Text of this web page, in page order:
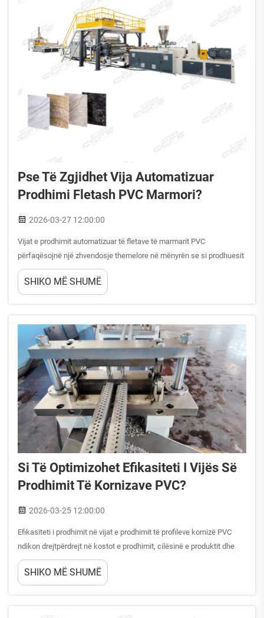
Pse Të Zgjidhet Vija Automatizuar
Prodhimi Fletash PVC Marmori?
2026-03-27 12:00:00
Vijat e prodhimit automatizuar të fletave të marmarit PVC
përfaqësojnë një zhvendosje themelore në mënyrën se si prodhuesit
i përqasen prodhimit të sipërfaqeve dekorative, duke ofruar kontroll
të paparë mbi cilësinë, shpejtësinë dhe kostot operative. Vendimi për
SHIKO MË SHUMË
Si Të Optimizohet Efikasiteti I Vijës Së
Prodhimit Të Kornizave PVC?
2026-03-25 12:00:00
Efikasiteti i prodhimit në vijat e prodhimit të profileve kornizë PVC
ndikon drejtpërdrejt në kostot e prodhimit, cilësinë e produktit dhe
fitësimin e përgjithshëm. Operimet moderne të vijave të prodhimit të
kornizave PVC kërkojnë qasje sistematike optimizimi që adresojnë
SHIKO MË SHUMË